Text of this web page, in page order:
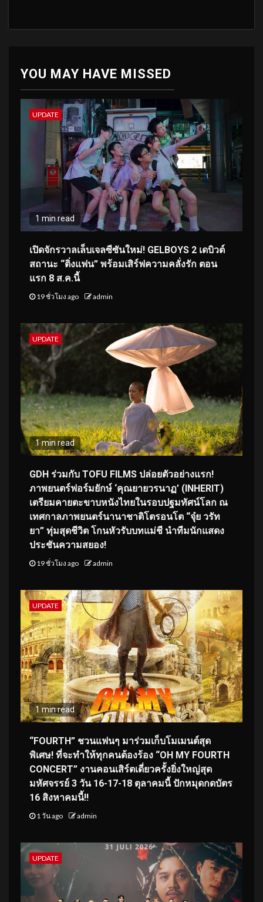
YOU MAY HAVE MISSED
UPDATE
1 min read
เปิดจักรวาลเล็บเจลซีซันใหม่! GELBOYS 2 เดบิวต์
สถานะ “ติ่งแฟน” พร้อมเสิร์ฟความคลั่งรัก ตอน
แรก 8 ส.ค.นี้
19 ชั่วโมง ago admin
UPDATE
1 min read
GDH ร่วมกับ TOFU FILMS ปล่อยตัวอย่างแรก!
ภาพยนตร์ฟอร์มยักษ์ ‘คุณยายวรนาฏ’ (INHERIT)
เตรียมคายตะขาบหนังไทยในรอบปฐมทัศน์โลก ณ
เทศกาลภาพยนตร์นานาชาติโตรอนโต “จุ๋ย วรัท
ยา” ทุ่มสุดชีวิต โกนหัวรับบทแม่ชี นำทีมนักแสดง
ประชันความสยอง!
19 ชั่วโมง ago admin
UPDATE
1 min read
“FOURTH” ชวนแฟนๆ มาร่วมเก็บโมเมนต์สุด
พิเศษ! ที่จะทำให้ทุกคนต้องร้อง “OH MY FOURTH
CONCERT” งานคอนเสิร์ตเดี่ยวครั้งยิ่งใหญ่สุด
มหัศจรรย์ 3 วัน 16-17-18 ตุลาคมนี้ ปักหมุดกดบัตร
16 สิงหาคมนี้!!
1 วัน ago admin
UPDATE